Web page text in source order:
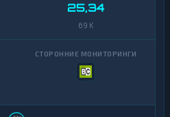
25,34
69 K